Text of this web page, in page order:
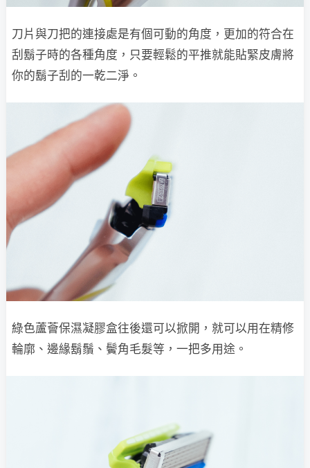
刀片與刀把的連接處是有個可動的角度，更加的符合在
刮鬍子時的各種角度，只要輕鬆的平推就能貼緊皮膚將
你的鬍子刮的一乾二淨。
綠色蘆薈保濕凝膠盒往後還可以掀開，就可以用在精修
輪廓、邊緣鬍鬚、鬢角毛髮等，一把多用途。